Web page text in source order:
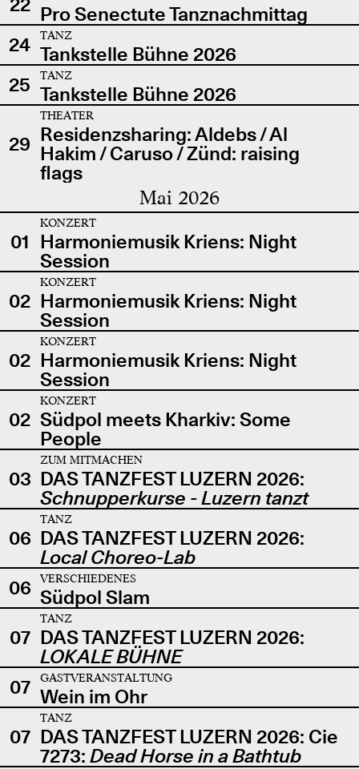
Pro Senectute Tanznachmittag
24
TANZ
Tankstelle Bühne 2026
25
TANZ
Tankstelle Bühne 2026
29
THEATER
Residenzsharing: Aldebs / Al
Hakim / Caruso / Zünd: raising
flags
Mai 2026
01
KONZERT
Harmoniemusik Kriens: Night
Session
02
KONZERT
Harmoniemusik Kriens: Night
Session
02
KONZERT
Harmoniemusik Kriens: Night
Session
02
KONZERT
Südpol meets Kharkiv: Some
People
03
ZUM MITMACHEN
DAS TANZFEST LUZERN 2026:
Schnupperkurse - Luzern tanzt
06
TANZ
DAS TANZFEST LUZERN 2026:
Local Choreo-Lab
06
VERSCHIEDENES
Südpol Slam
07
TANZ
DAS TANZFEST LUZERN 2026:
LOKALE BÜHNE
07
GASTVERANSTALTUNG
Wein im Ohr
07
TANZ
DAS TANZFEST LUZERN 2026: Cie
7273: Dead Horse in a Bathtub